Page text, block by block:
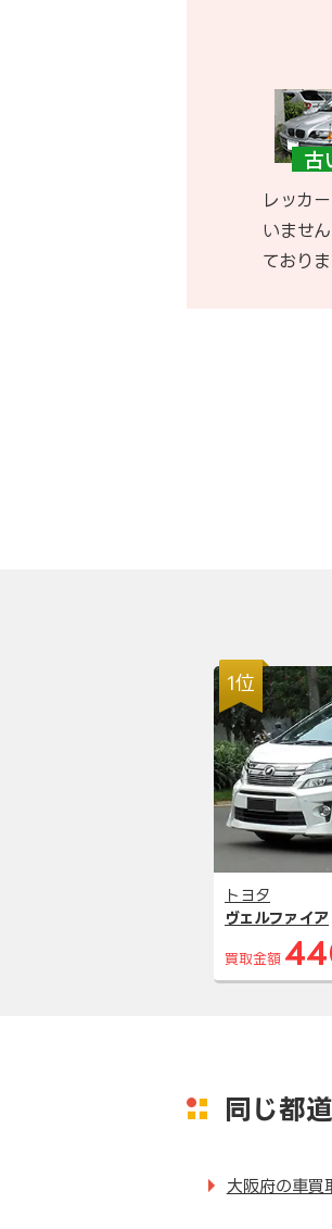
レッカ
いませ
ており
1位
トヨタ
ヴェルファイア
買取金額
同じ都
大阪府の車買